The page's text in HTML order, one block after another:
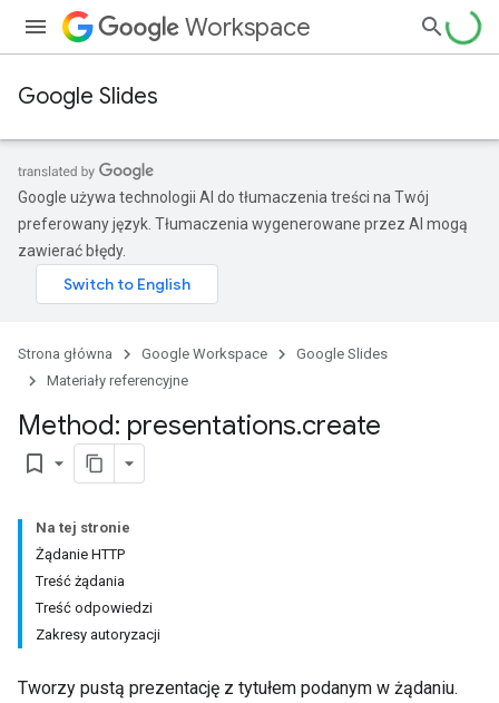
Workspace
Google Slides
Google używa technologii AI do tłumaczenia treści na Twój
preferowany język. Tłumaczenia wygenerowane przez AI mogą
zawierać błędy.
Strona główna Google Workspace
Google Slides
Materiały referencyjne
Method: presentations.create
bookmark_border
Na tej stronie
Żądanie HTTP
Treść żądania
Treść odpowiedzi
Zakresy autoryzacji
Tworzy pustą prezentację z tytułem podanym w żądaniu.